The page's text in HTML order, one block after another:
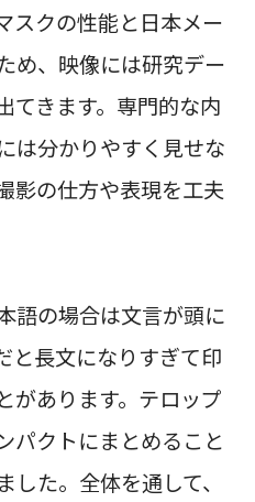
スクの性能と日本メー
め、映像には研究デー
てきます。専門的な内
は分かりやすく見せな
影の仕方や表現を工夫
語の場合は文言が頭に
と長文になりすぎて印
があります。テロップ
パクトにまとめること
た。全体を通して、